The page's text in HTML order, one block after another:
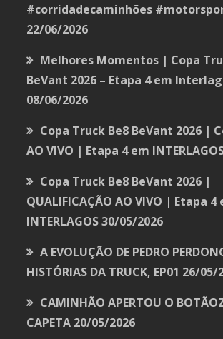
#corridadecaminhões
22/06/2026
Melhores Momentos | Copa
BeVant 2026 – Etapa 4 em
08/06/2026
Copa Truck Be8 BeVant 2026 |
AO VIVO | Etapa 4 em
Copa Truck Be8 BeVant 2026 |
QUALIFICAÇÃO AO VIVO | Etapa 4
INTERLAGOS 30/05/2026
A EVOLUÇÃO DE PEDRO
HISTÓRIAS DA TRUCK, EP01 26/05/
CAMINHÃO APERTOU O
CAPETA 20/05/2026